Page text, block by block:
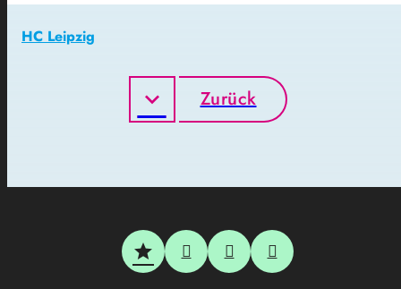
HC Leipzig
Zurück